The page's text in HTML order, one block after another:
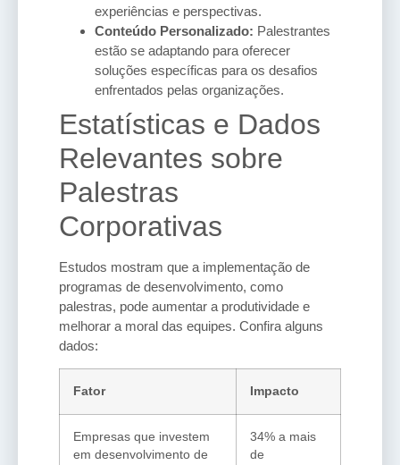
experiências e perspectivas.
Conteúdo Personalizado: Palestrantes
estão se adaptando para oferecer
soluções específicas para os desafios
enfrentados pelas organizações.
Estatísticas e Dados
Relevantes sobre
Palestras
Corporativas
Estudos mostram que a implementação de
programas de desenvolvimento, como
palestras, pode aumentar a produtividade e
melhorar a moral das equipes. Confira alguns
dados:
Fator Impacto
Empresas que investem
em desenvolvimento de
34% a mais
de